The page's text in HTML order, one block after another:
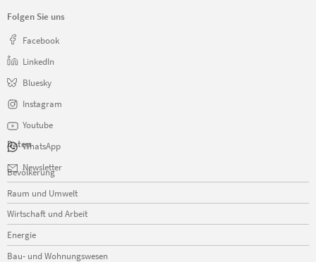
Folgen Sie uns
Facebook
LinkedIn
Bluesky
Instagram
Youtube
WhatsApp
Newsletter
Daten
Navigation
überspringen
Bevölkerung
Raum und Umwelt
Wirtschaft und Arbeit
Energie
Bau- und Wohnungswesen